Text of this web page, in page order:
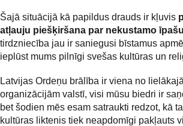
Šajā situācijā kā papildus drauds ir kļuvis
atļauju piešķiršana par nekustamo
tirdzniecība jau ir saniegusi bīstamus
ieplūst mums pilnīgi svešas kultūras un
Latvijas Ordeņu brālība ir viena no
organizācijām valstī, visi mūsu biedri ir
bet šodien mēs esam satraukti redzot, kā
kultūras liktenis tiek neapdomīgi pakļauts